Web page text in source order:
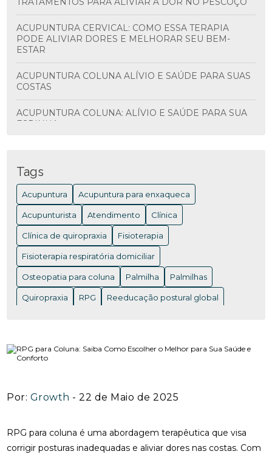
Por: Growth - 22 de Maio de 2025
RPG para coluna é uma abordagem terapêutica que visa
corrigir posturas inadequadas e aliviar dores nas costas. Com
ACUPUNTURA CERVICAL: COMO ESSA TERAPIA
PODE ALIVIAR DORES E MELHORAR SEU BEM-
ESTAR
ACUPUNTURA COLUNA ALÍVIO E SAÚDE PARA SUAS
COSTAS
ACUPUNTURA COLUNA: ALÍVIO E SAÚDE PARA SUA
ESPINHA
ACUPUNTURA COLUNA: BENEFÍCIOS E COMO
FUNCIONA PARA ALIVIAR DORES
ACUPUNTURA EM NITERÓI: BENEFÍCIOS E ONDE
ENCONTRAR OS MELHORES PROFISSIONAIS
ACUPUNTURA EM NITERÓI: BENEFÍCIOS QUE VOCÊ
PRECISA CONHECER
ACUPUNTURA EM NITERÓI: DESCUBRA OS
BENEFÍCIOS DESSA TERAPIA MILENAR
BENEFÍCIOS E ENCONTRE OS MELHORES
ESPECIALISTAS NA REGIÃO
INCRÍVEIS PARA ALÍVIO
CIÁTICO E MELHORAR A QUALIDADE DE VIDA
Tags
Acupuntura Acupuntura para enxaqueca
Acupunturista Atendimento Clínica
Clínica de quiropraxia Fisioterapia
Fisioterapia respiratória domiciliar
Osteopatia para coluna Palmilha Palmilhas
Quiropraxia RPG Reeducação postural global
acupunturista consulta
fisioterapia de reabilitação vestibular